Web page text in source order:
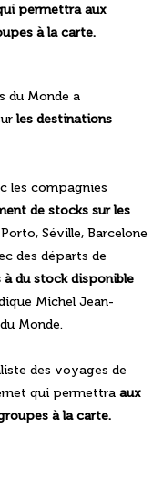
permettra aux
à la carte.
du Monde a
les destinations
les compagnies
de stocks sur les
Séville, Barcelone
des départs de
à du stock disponible
Michel Jean-
Monde.
des voyages de
qui permettra aux
à la carte.